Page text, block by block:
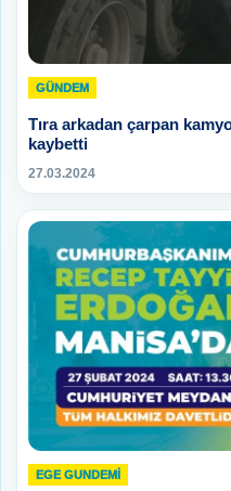
GÜNDEM
Tıra arkadan çarpan
kaybetti
27.03.2024
EGE GUNDEMİ